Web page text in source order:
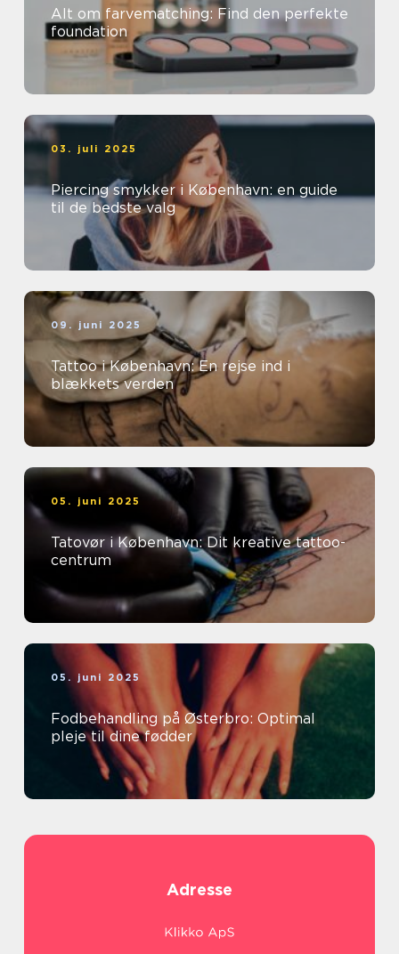
Alt om farvematching: Find den perfekte
foundation
03. juli 2025
Piercing smykker i København: en guide
til de bedste valg
09. juni 2025
Tattoo i København: En rejse ind i
blækkets verden
05. juni 2025
Tatovør i København: Dit kreative tattoo-
centrum
05. juni 2025
Fodbehandling på Østerbro: Optimal
pleje til dine fødder
Adresse